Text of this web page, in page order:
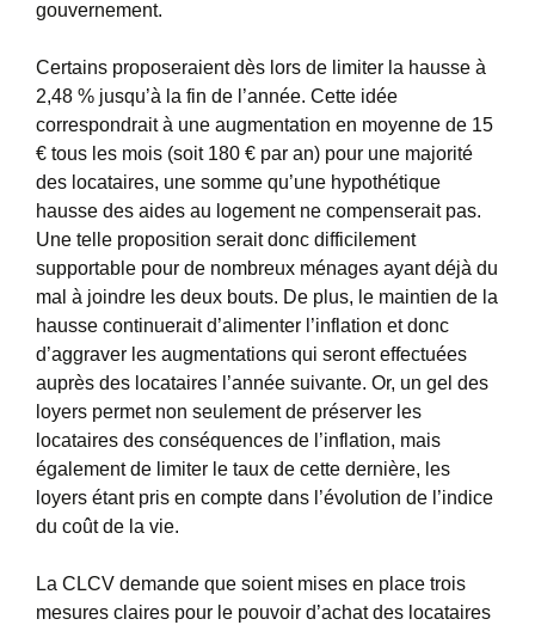
gouvernement.
Certains proposeraient dès lors de limiter la hausse à
2,48 % jusqu’à la fin de l’année. Cette idée
correspondrait à une augmentation en moyenne de 15
€ tous les mois (soit 180 € par an) pour une majorité
des locataires, une somme qu’une hypothétique
hausse des aides au logement ne compenserait pas.
Une telle proposition serait donc difficilement
supportable pour de nombreux ménages ayant déjà du
mal à joindre les deux bouts. De plus, le maintien de la
hausse continuerait d’alimenter l’inflation et donc
d’aggraver les augmentations qui seront effectuées
auprès des locataires l’année suivante. Or, un gel des
loyers permet non seulement de préserver les
locataires des conséquences de l’inflation, mais
également de limiter le taux de cette dernière, les
loyers étant pris en compte dans l’évolution de l’indice
du coût de la vie.
La CLCV demande que soient mises en place trois
mesures claires pour le pouvoir d’achat des locataires